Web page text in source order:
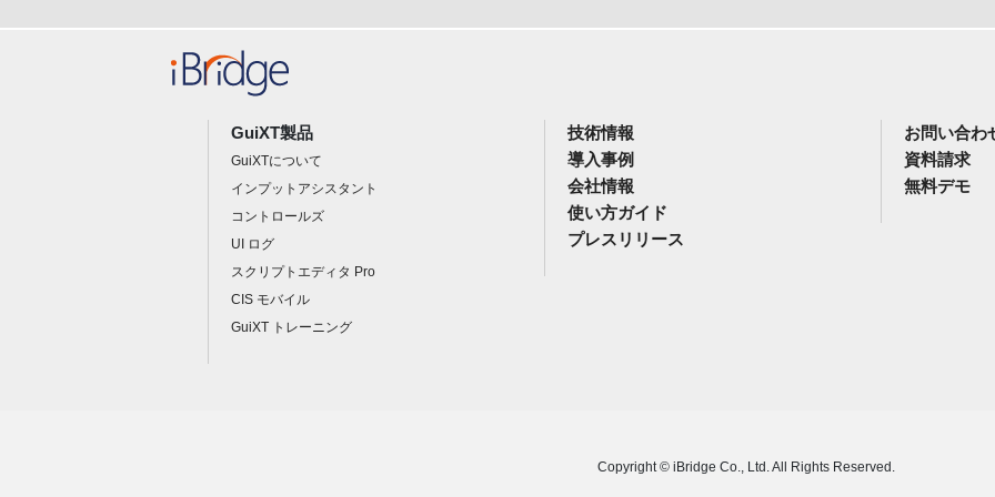
GuiXT製品
GuiXTについて
インプットアシスタント
コントロールズ
UI ログ
スクリプトエディタ Pro
CIS モバイル
GuiXT トレーニング
技術情報
導入事例
会社情報
使い方ガイド
プレスリリース
お問い合わ
資料請求
無料デモ
Copyright © iBridge Co., Ltd. All Rights Reserved.